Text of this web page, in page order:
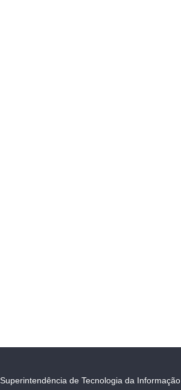
Superintendência de Tecnologia da Informação